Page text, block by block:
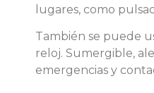
lugares, como
También se puede
reloj. Sumergible,
emergencias y